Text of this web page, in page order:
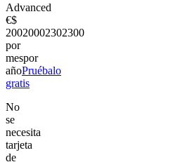
Advanced
€$
20020002302300
por
mespor
añoPruébalo
gratis
No
se
necesita
tarjeta
de